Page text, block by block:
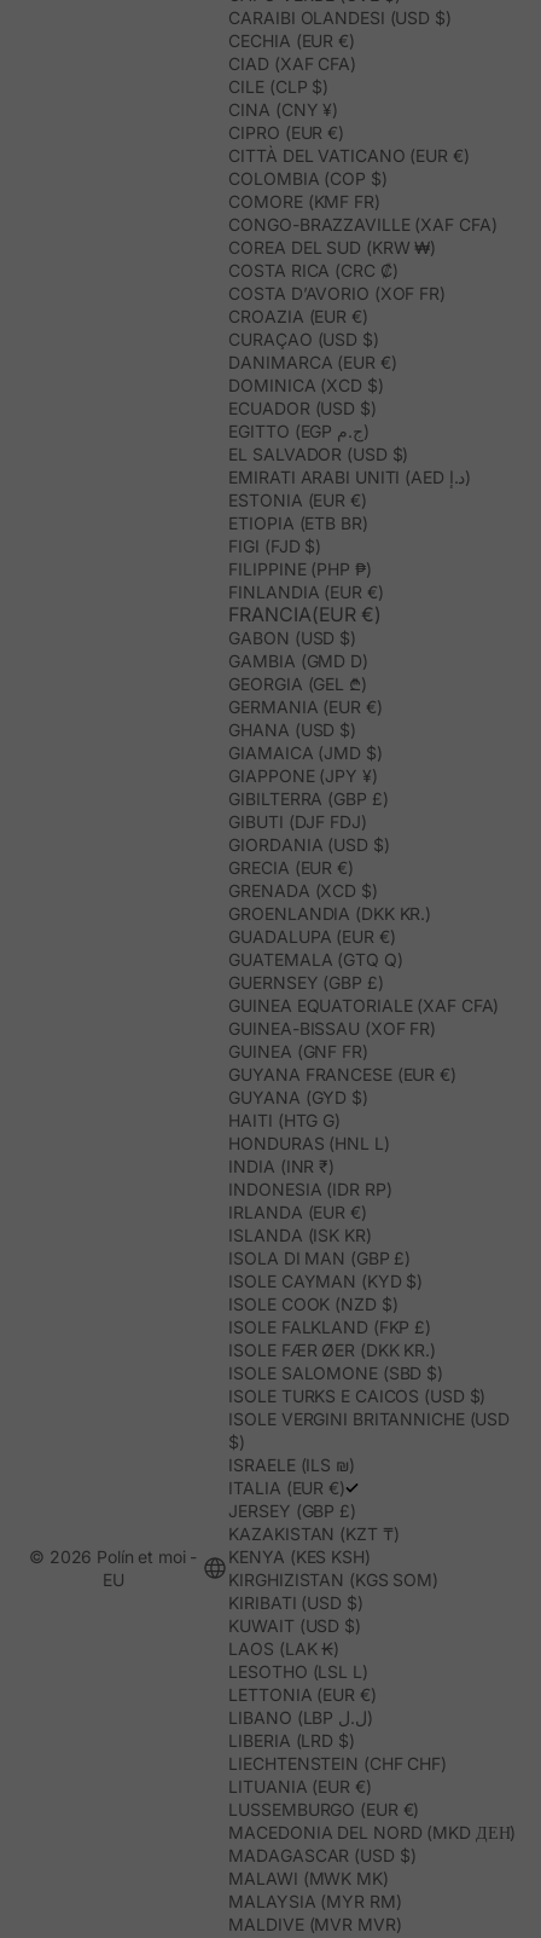
CARAIBI OLANDESI (USD $)
CECHIA (EUR €)
CIAD (XAF CFA)
CILE (CLP $)
CINA (CNY ¥)
CIPRO (EUR €)
CITTÀ DEL VATICANO (EUR €)
COLOMBIA (COP $)
COMORE (KMF FR)
CONGO-BRAZZAVILLE (XAF CFA)
COREA DEL SUD (KRW ₩)
COSTA RICA (CRC ₡)
COSTA D’AVORIO (XOF FR)
CROAZIA (EUR €)
CURAÇAO (USD $)
DANIMARCA (EUR €)
DOMINICA (XCD $)
ECUADOR (USD $)
EGITTO (EGP ج.م)
EL SALVADOR (USD $)
EMIRATI ARABI UNITI (AED د.إ)
ESTONIA (EUR €)
ETIOPIA (ETB BR)
FIGI (FJD $)
FILIPPINE (PHP ₱)
FINLANDIA (EUR €)
FRANCIA(EUR €)
GABON (USD $)
GAMBIA (GMD D)
GEORGIA (GEL ₾)
GERMANIA (EUR €)
GHANA (USD $)
GIAMAICA (JMD $)
GIAPPONE (JPY ¥)
GIBILTERRA (GBP £)
GIBUTI (DJF FDJ)
GIORDANIA (USD $)
GRECIA (EUR €)
GRENADA (XCD $)
GROENLANDIA (DKK KR.)
GUADALUPA (EUR €)
GUATEMALA (GTQ Q)
GUERNSEY (GBP £)
GUINEA EQUATORIALE (XAF CFA)
GUINEA-BISSAU (XOF FR)
GUINEA (GNF FR)
GUYANA FRANCESE (EUR €)
GUYANA (GYD $)
HAITI (HTG G)
HONDURAS (HNL L)
INDIA (INR ₹)
INDONESIA (IDR RP)
IRLANDA (EUR €)
ISLANDA (ISK KR)
ISOLA DI MAN (GBP £)
ISOLE CAYMAN (KYD $)
ISOLE COOK (NZD $)
ISOLE FALKLAND (FKP £)
ISOLE FÆR ØER (DKK KR.)
ISOLE SALOMONE (SBD $)
ISOLE TURKS E CAICOS (USD $)
ISOLE VERGINI BRITANNICHE (USD
$)
ISRAELE (ILS ₪)
ITALIA (EUR €)
JERSEY (GBP £)
KAZAKISTAN (KZT ₸)
KENYA (KES KSH)
KIRGHIZISTAN (KGS SOM)
KIRIBATI (USD $)
KUWAIT (USD $)
LAOS (LAK ₭)
LESOTHO (LSL L)
LETTONIA (EUR €)
LIBANO (LBP ل.ل)
LIBERIA (LRD $)
LIECHTENSTEIN (CHF CHF)
LITUANIA (EUR €)
LUSSEMBURGO (EUR €)
MACEDONIA DEL NORD (MKD ДЕН)
MADAGASCAR (USD $)
MALAWI (MWK MK)
MALAYSIA (MYR RM)
MALDIVE (MVR MVR)
© 2026 Polín et moi -
EU